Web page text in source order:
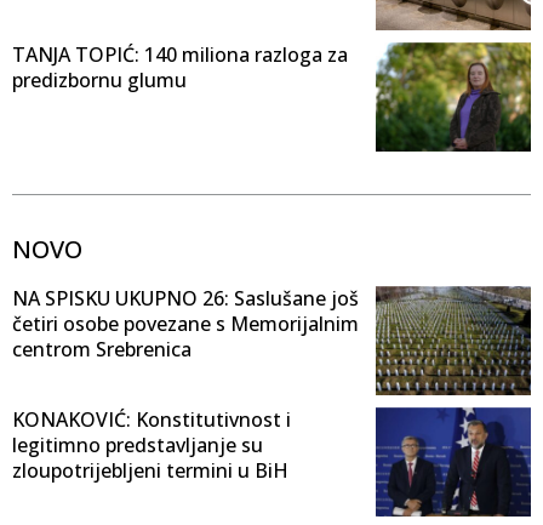
TANJA TOPIĆ: 140 miliona razloga za
predizbornu glumu
NOVO
NA SPISKU UKUPNO 26: Saslušane još
četiri osobe povezane s Memorijalnim
centrom Srebrenica
KONAKOVIĆ: Konstitutivnost i
legitimno predstavljanje su
zloupotrijebljeni termini u BiH